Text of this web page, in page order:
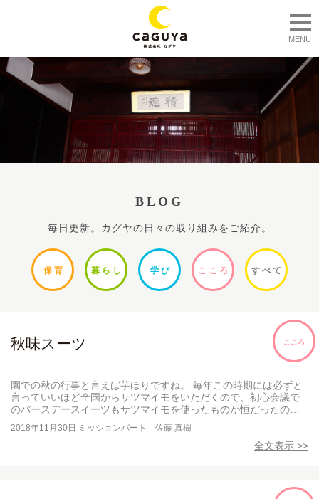
MENU
BLOG
毎日更新。カグヤの日々の取り組みをご紹介。
保 育 暮ら し 学 び ここ ろ すべて
こころ
秋味スーツ
園での秋の行事と言えば芋ほりですね。 毎年この時期には必ずと
言っていいほど全国からサツマイモをいただくので、初心会議で
のバースデースイーツもサツマイモを使ったものが恒だったの…
2018年11月30日 ミッションパート 佐藤 真樹
全文表示 >>